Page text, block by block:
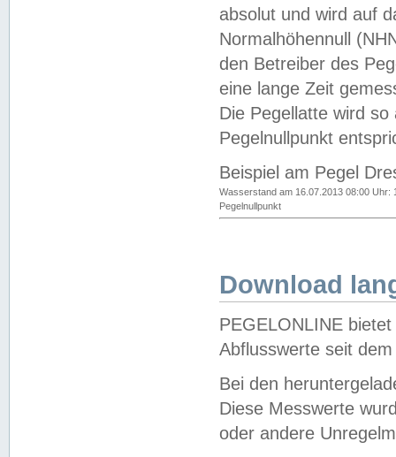
absolut und wird auf
Normalhöhennull
den Betreiber des
eine lange Zeit
Die Pegellatte wird
Pegelnullpunkt
Beispiel am Pegel
Wasserstand am 16.07.2013 08:00 Uhr:
Pegelnullpunkt
Download
PEGELONLINE
Abflusswerte seit
Bei den
Diese Messwerte
oder andere